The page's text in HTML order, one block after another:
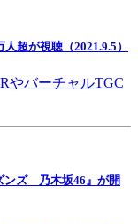
超が視聴（2021.9.5）
やバーチャルTGC
ンズ 乃木坂46』が開